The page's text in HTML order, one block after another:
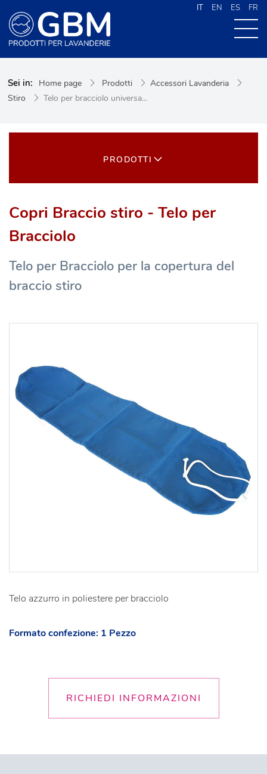
IT EN ES FR
PRODOTTI
CONTATTI
Sei in: Home page Prodotti
Accessori Lavanderia
Stiro
Telo per bracciolo universa...
PRODOTTI
Copri Braccio stiro - Telo per
Bracciolo
Telo per Bracciolo per la copertura del
braccio stiro
Telo azzurro in poliestere per bracciolo
Formato confezione: 1 Pezzo
RICHIEDI INFORMAZIONI